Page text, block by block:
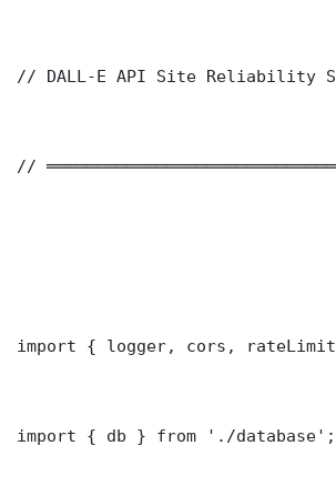
// DALL-E API Site Reliability
//
import { logger, cors,
import { db } from './database';